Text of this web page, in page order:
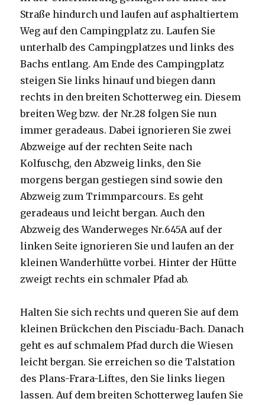
Straße hindurch und laufen auf asphaltiertem
Weg auf den Campingplatz zu. Laufen Sie
unterhalb des Campingplatzes und links des
Bachs entlang. Am Ende des Campingplatz
steigen Sie links hinauf und biegen dann
rechts in den breiten Schotterweg ein. Diesem
breiten Weg bzw. der Nr.28 folgen Sie nun
immer geradeaus. Dabei ignorieren Sie zwei
Abzweige auf der rechten Seite nach
Kolfuschg, den Abzweig links, den Sie
morgens bergan gestiegen sind sowie den
Abzweig zum Trimmparcours. Es geht
geradeaus und leicht bergan. Auch den
Abzweig des Wanderweges Nr.645A auf der
linken Seite ignorieren Sie und laufen an der
kleinen Wanderhütte vorbei. Hinter der Hütte
zweigt rechts ein schmaler Pfad ab.
Halten Sie sich rechts und queren Sie auf dem
kleinen Brückchen den Pisciadu-Bach. Danach
geht es auf schmalem Pfad durch die Wiesen
leicht bergan. Sie erreichen so die Talstation
des Plans-Frara-Liftes, den Sie links liegen
lassen. Auf dem breiten Schotterweg laufen Sie